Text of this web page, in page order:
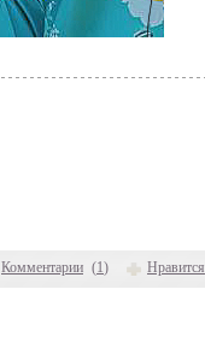
Комментарии (1) Нравится